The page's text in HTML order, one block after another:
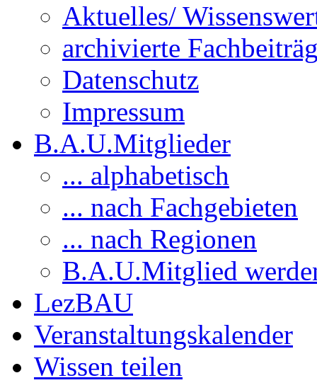
Aktuelles/
archivierte
Datenschutz
Impressum
B.A.U.Mitglieder
... alphabetisch
... nach Fachgebieten
... nach Regionen
B.A.U.Mitglied
LezBAU
Veranstaltungskalender
Wissen teilen